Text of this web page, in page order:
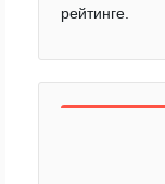
рейтинге.